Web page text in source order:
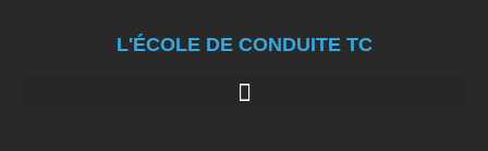
L'ÉCOLE DE CONDUITE TC